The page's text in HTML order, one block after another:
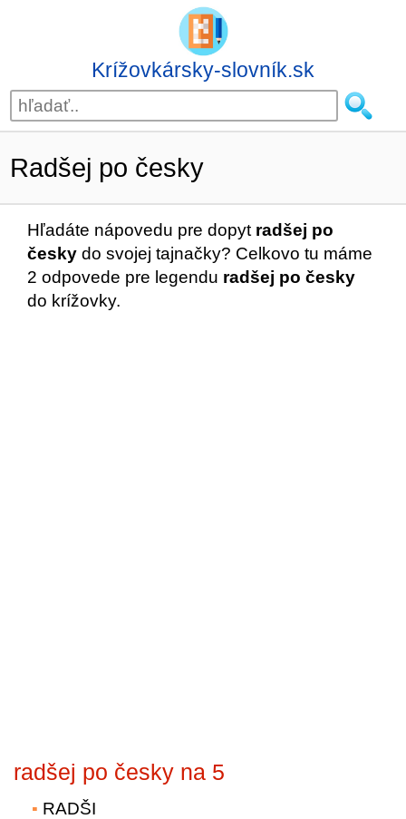
Krížovkársky-slovník.sk
Radšej po česky
Hľadáte nápovedu pre dopyt radšej po
česky do svojej tajnačky? Celkovo tu máme
2 odpovede pre legendu radšej po česky
do krížovky.
radšej po česky na 5
RADŠI